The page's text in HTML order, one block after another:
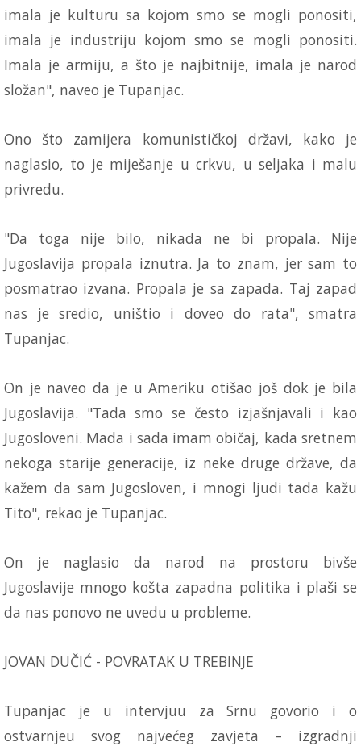
imala je kulturu sa kojom smo se mogli ponositi,
imala je industriju kojom smo se mogli ponositi.
Imala je armiju, a što je najbitnije, imala je narod
složan", naveo je Tupanjac.
Ono što zamijera komunističkoj državi, kako je
naglasio, to je miješanje u crkvu, u seljaka i malu
privredu.
"Da toga nije bilo, nikada ne bi propala. Nije
Jugoslavija propala iznutra. Ja to znam, jer sam to
posmatrao izvana. Propala je sa zapada. Taj zapad
nas je sredio, uništio i doveo do rata", smatra
Tupanjac.
On je naveo da je u Ameriku otišao još dok je bila
Jugoslavija. "Tada smo se često izjašnjavali i kao
Jugosloveni. Mada i sada imam običaj, kada sretnem
nekoga starije generacije, iz neke druge države, da
kažem da sam Jugosloven, i mnogi ljudi tada kažu
Tito", rekao je Tupanjac.
On je naglasio da narod na prostoru bivše
Jugoslavije mnogo košta zapadna politika i plaši se
da nas ponovo ne uvedu u probleme.
JOVAN DUČIĆ - POVRATAK U TREBINJE
Tupanjac je u intervjuu za Srnu govorio i o
ostvarnjeu svog najvećeg zavjeta – izgradnji